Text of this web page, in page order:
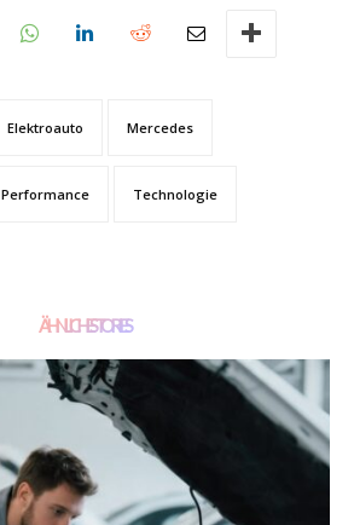
Elektroauto Mercedes
Performance Technologie
ÄHNLICHE STORIES